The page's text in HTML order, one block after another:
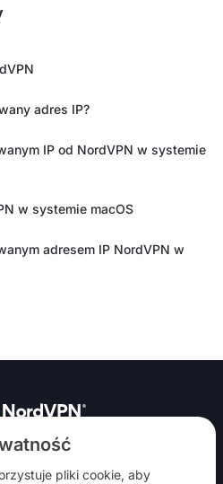
pliki cookie, aby
adres IP?
IP od NordVPN w systemie
w systemie macOS
adresem IP NordVPN w
nas